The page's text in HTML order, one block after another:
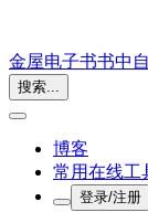
金屋电子书书中
搜索...
博客
常用在线工
登录/注册